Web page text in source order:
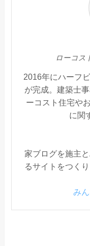
ローコス
2016年にハーフ
が完成。建築士
ーコスト住宅や
に関
家ブログを施主
るサイトをつく
み